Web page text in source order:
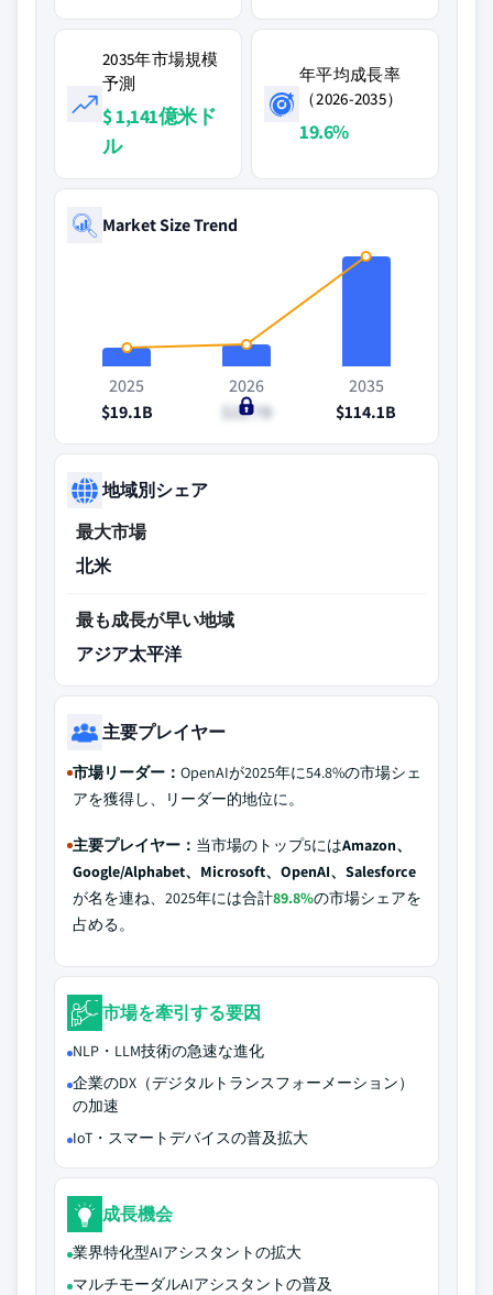
2035年市場規模
予測
$ 1,141億米ド
ル
年平均成長率
（2026-2035）
19.6%
Market Size Trend
2025
$19.1B
2026
$22.7B
2035
$114.1B
地域別シェア
最大市場
北米
最も成長が早い地域
アジア太平洋
主要プレイヤー
市場リーダー： OpenAIが2025年に54.8%の市場シェ
アを獲得し、リーダー的地位に。
主要プレイヤー： 当市場のトップ5にはAmazon、
Google/Alphabet、Microsoft、OpenAI、Salesforce
が名を連ね、2025年には合計89.8%の市場シェアを
占める。
市場を牽引する要因
NLP・LLM技術の急速な進化
企業のDX（デジタルトランスフォーメーション）
の加速
IoT・スマートデバイスの普及拡大
成長機会
業界特化型AIアシスタントの拡大
マルチモーダルAIアシスタントの普及